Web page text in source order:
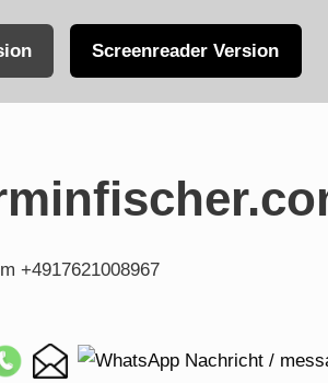
Screenreader Version
+4917621008967